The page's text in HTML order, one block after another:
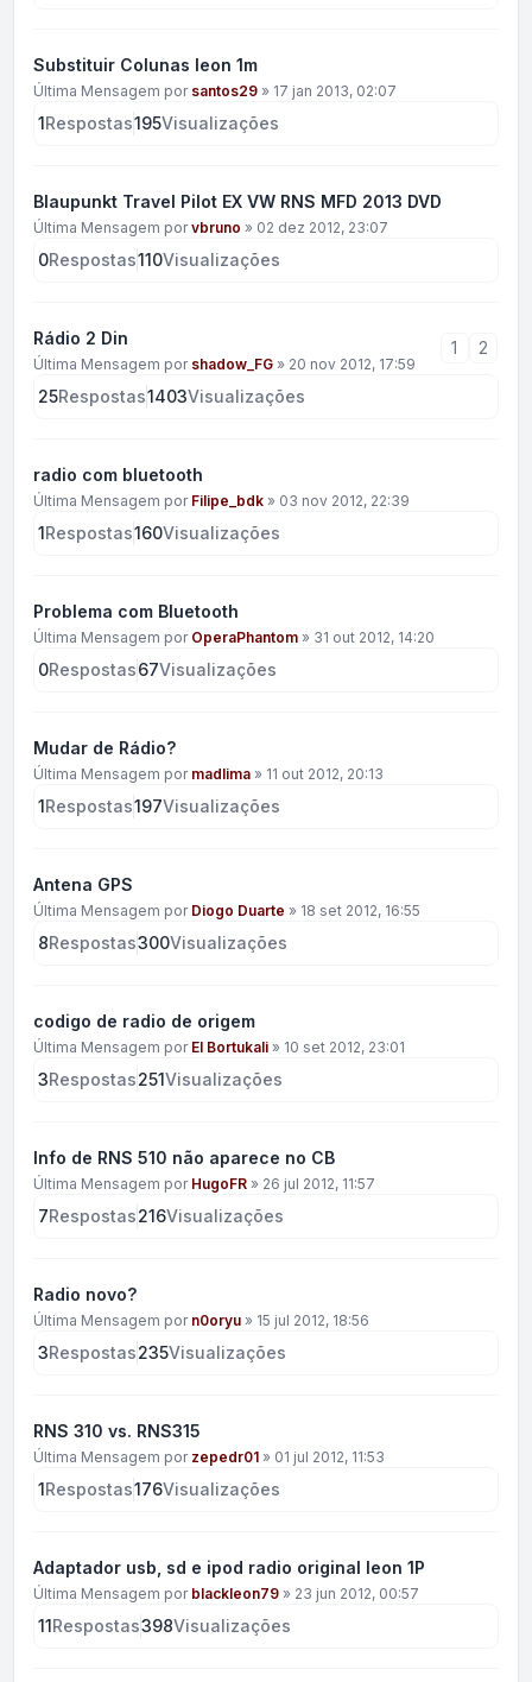
Substituir Colunas leon 1m
Última Mensagem por santos29 » 17 jan 2013, 02:07
1Respostas195Visualizações
Blaupunkt Travel Pilot EX VW RNS MFD 2013 DVD
Última Mensagem porvbruno » 02 dez 2012, 23:07
0Respostas110Visualizações
Rádio 2 Din
Última Mensagem por shadow_FG » 20 nov 2012, 17:59
1 2
25Respostas1403Visualizações
radio com bluetooth
Última Mensagem por Filipe_bdk » 03 nov 2012, 22:39
1Respostas160Visualizações
Problema com Bluetooth
Última Mensagem por OperaPhantom » 31 out 2012, 14:20
0Respostas67Visualizações
Mudar de Rádio?
Última Mensagem por madlima » 11 out 2012, 20:13
1Respostas197Visualizações
Antena GPS
Última Mensagem por Diogo Duarte » 18 set 2012, 16:55
8Respostas300Visualizações
codigo de radio de origem
Última Mensagem por El Bortukali » 10 set 2012, 23:01
3Respostas251Visualizações
Info de RNS 510 não aparece no CB
Última Mensagem por HugoFR » 26 jul 2012, 11:57
7Respostas216Visualizações
Radio novo?
Última Mensagem por n0oryu » 15 jul 2012, 18:56
3Respostas235Visualizações
RNS 310 vs. RNS315
Última Mensagem por zepedr01 » 01 jul 2012, 11:53
1Respostas176Visualizações
Adaptador usb, sd e ipod radio original leon 1P
Última Mensagem por blackleon79 » 23 jun 2012, 00:57
11Respostas398Visualizações